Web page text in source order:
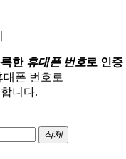
한 휴대폰 번호로 인증
폰 번호로
니다.
삭제